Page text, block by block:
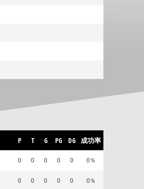
P T G PG DG 成功率
0 0 0 0 0 0％
0 0 0 0 0 0％